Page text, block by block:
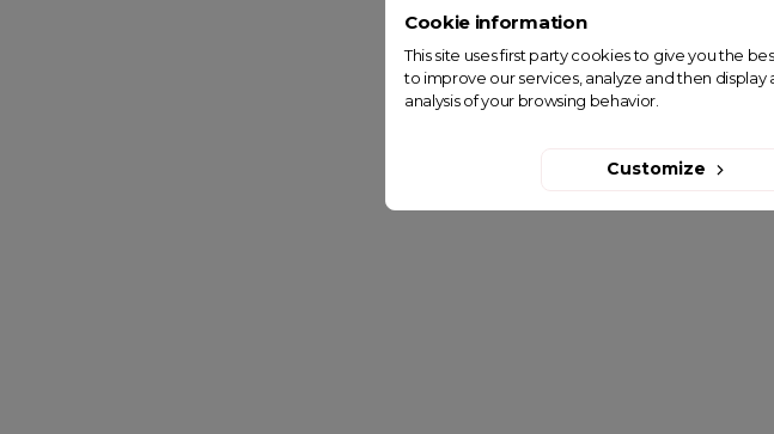
Cookie information
This site uses first party cookies to give you the
to improve our services, analyze and then
analysis of your browsing behavior.
Customize